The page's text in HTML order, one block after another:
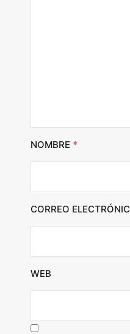
NOMBRE *
CORREO
WEB